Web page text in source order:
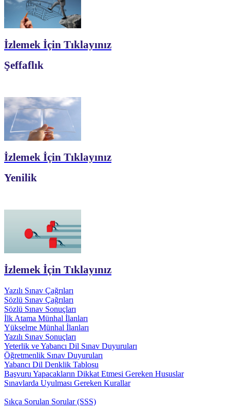
İzlemek İçin Tıklayınız
Şeffaflık
İzlemek İçin Tıklayınız
Yenilik
İzlemek İçin Tıklayınız
Yazılı Sınav Çağrıları
Sözlü Sınav Çağrıları
Sözlü Sınav Sonuçları
İlk Atama Münhal İlanları
Yükselme Münhal İlanları
Yazılı Sınav Sonuçları
Yeterlik ve Yabancı Dil Sınav Duyuruları
Öğretmenlik Sınav Duyuruları
Yabancı Dil Denklik Tablosu
Başvuru Yapacakların Dikkat Etmesi Gereken Hususlar
Sınavlarda Uyulması Gereken Kurallar
Sıkça Sorulan Sorular (SSS)